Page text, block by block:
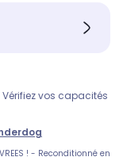
vos capacités
! - Reconditionné en